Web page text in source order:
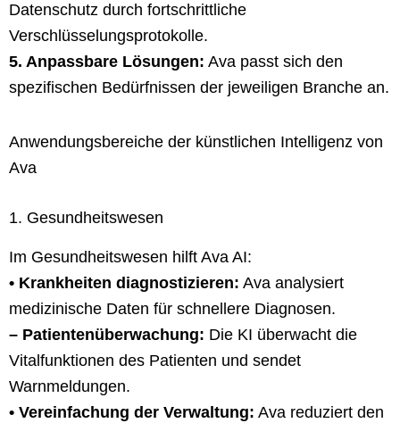
Datenschutz durch fortschrittliche
Verschlüsselungsprotokolle.
5. Anpassbare Lösungen: Ava passt sich den
spezifischen Bedürfnissen der jeweiligen Branche an.
Anwendungsbereiche der künstlichen Intelligenz von
Ava
1. Gesundheitswesen
Im Gesundheitswesen hilft Ava AI:
• Krankheiten diagnostizieren: Ava analysiert
medizinische Daten für schnellere Diagnosen.
– Patientenüberwachung: Die KI überwacht die
Vitalfunktionen des Patienten und sendet
Warnmeldungen.
• Vereinfachung der Verwaltung: Ava reduziert den